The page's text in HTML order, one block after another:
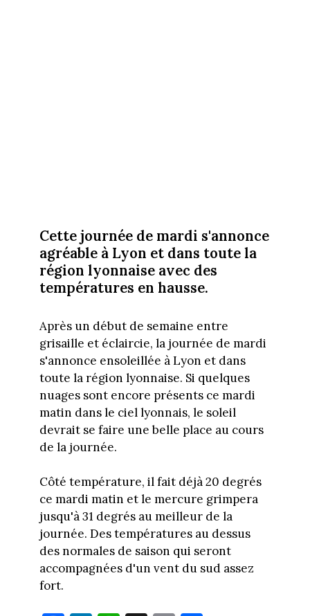
Cette journée de mardi s'annonce
agréable à Lyon et dans toute la
région lyonnaise avec des
températures en hausse.
Après un début de semaine entre
grisaille et éclaircie, la journée de mardi
s'annonce ensoleillée à Lyon et dans
toute la région lyonnaise. Si quelques
nuages sont encore présents ce mardi
matin dans le ciel lyonnais, le soleil
devrait se faire une belle place au cours
de la journée.
Côté température, il fait déjà 20 degrés
ce mardi matin et le mercure grimpera
jusqu'à 31 degrés au meilleur de la
journée. Des températures au dessus
des normales de saison qui seront
accompagnées d'un vent du sud assez
fort.